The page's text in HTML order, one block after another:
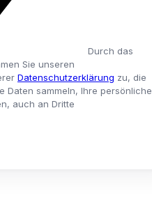
Durch das
Sie unseren
Datenschutzerklärung zu, die
Daten sammeln, Ihre
auch an Dritte